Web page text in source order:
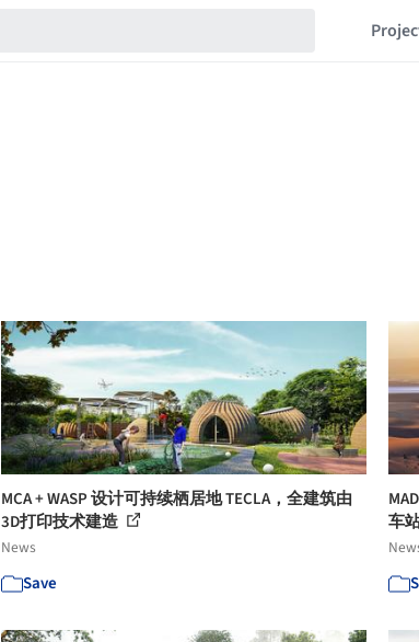
MCA + WASP 设计可持续栖居地 TECLA，全建筑由
3D打印技术建造
News
Save
车